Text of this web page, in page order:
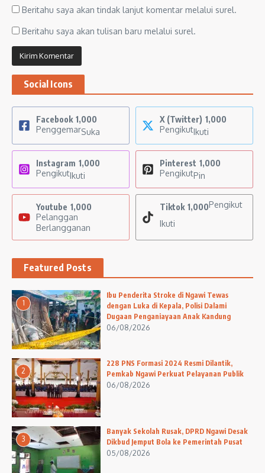
Beritahu saya akan tindak lanjut komentar melalui surel.
Beritahu saya akan tulisan baru melalui surel.
Social Icons
Facebook 1,000
PenggemarSuka
X (Twitter) 1,000
PengikutIkuti
Instagram 1,000
PengikutIkuti
Pinterest 1,000
PengikutPin
Youtube 1,000
Pelanggan
Berlangganan
Tiktok 1,000Pengikut
Ikuti
Featured Posts
1
Ibu Penderita Stroke di Ngawi Tewas
dengan Luka di Kepala, Polisi Dalami
Dugaan Penganiayaan Anak Kandung
06/08/2026
2
228 PNS Formasi 2024 Resmi Dilantik,
Pemkab Ngawi Perkuat Pelayanan Publik
06/08/2026
3
Banyak Sekolah Rusak, DPRD Ngawi Desak
Dikbud Jemput Bola ke Pemerintah Pusat
05/08/2026